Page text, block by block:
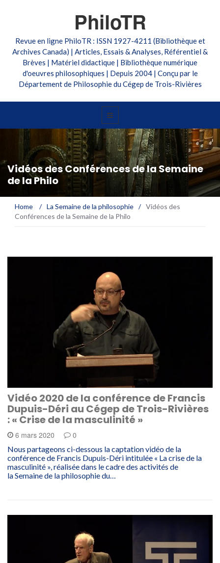
PhiloTR
Revue en ligne PhiloTR : ISSN 1927-4211 (Bibliothèque et
Archives Canada) | Articles, Essais & Analyses, Référentiel &
Brèves | Matériel didactique | Bibliothèque numérique
d'oeuvres philosophiques | Depuis 2004 | Conçu par le
Département de Philosophie du Cégep de Trois-Rivières
Vidéos des Conférences de la Semaine
de la Philo
Home / La Semaine de la philosophie / Vidéos des
Conférences de la Semaine de la Philo
Vidéo 2020 de la conférence de Francis
Dupuis-Déri au Cégep de Trois-Rivières
: « Crise de la masculinité »
6 mars 2020 0
Nous partageons ci-dessous la captation vidéo de la
conférence de Francis Dupuis-Déri intitulée « La crise de la
masculinité », réalisée dans le cadre des activités de
la Semaine de la philosophie du…